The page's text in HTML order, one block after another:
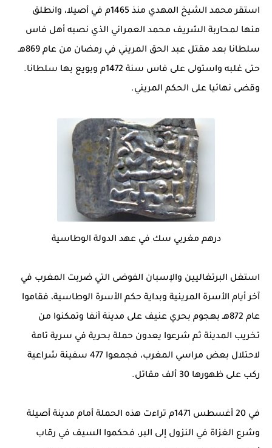
استقر محمد الشيخ المهدي منذ 1465م في أصيلا، وانطلق
منها لمحاربة الشريف محمد العمراني الذي نصبه أهل فاس
سلطانا بعد مقتل عبد الحق المريني في رمضان من عام 869هـ
حتى غلبه واستولى على فاس سنة 1472م وبويع بها سلطانا.
وقضى نهائيا على الحكم المريني.
درهم مغربي سك في عهد الدولة الوطاسية
استغل البرتغاليين والإسبان الفوضى التي ضربت المغرب في
آخر أيام الأسرة المرينية وبداية حكم الأسرة الوطاسية، فقاموا
عام 872هـ بهجوم بحري عنيف على مدينة أنفا وتمكنوا من
تخريب المدينة ثم شرعوا يعدون حملة بحرية في سرية تامة
لاحتلال بعض مراسي المغرب، فجمعوا 477 سفينة شراعية
ركب على ظهورها 30 ألف مقاتل.
في 20 أغسطس 1471م تراءت هذه الحملة أمام مدينة أصيلة
وشرع الغزاة في النزول إلى البر، فحكموا السيف في رقاب